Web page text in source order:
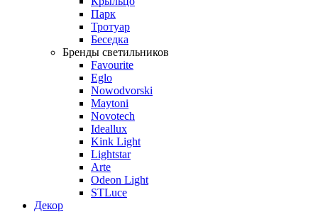
Парк
Тротуар
Беседка
Бренды светильников
Favourite
Eglo
Nowodvorski
Maytoni
Novotech
Ideallux
Kink Light
Lightstar
Arte
Odeon Light
STLuce
Декор